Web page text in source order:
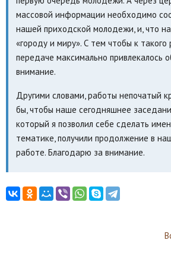
массовой информации необходимо
нашей приходской молодежи, и, что
«городу и миру». С тем чтобы к
передаче максимально привлекалось
внимание.
Другими словами, работы непочатый
бы, чтобы наше сегодняшнее
который я позволил себе сделать
тематике, получили продолжение в
работе. Благодарю за внимание.